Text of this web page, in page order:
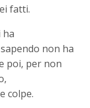
fatti.
ha
non ha
poi, per non
colpe.